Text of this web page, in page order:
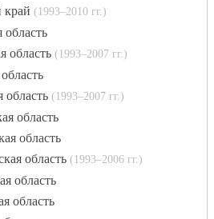
(1993–2010 гг.)
область (1993–2007 гг.)
(1993–2007 гг.)
область
область
область (1993–2006 гг.)
область
область